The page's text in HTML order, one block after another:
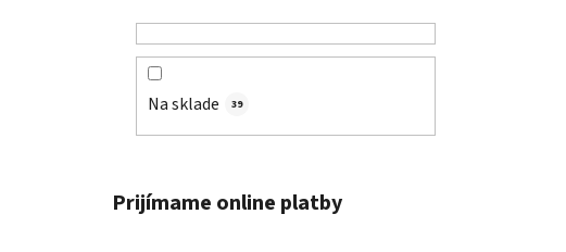
Na sklade 39
Prijímame online platby